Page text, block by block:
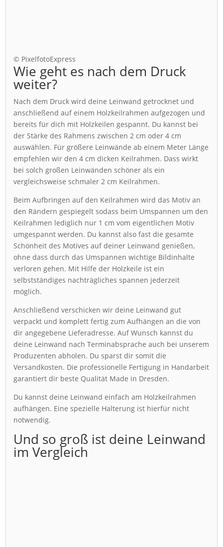
© PixelfotoExpress
Wie geht es nach dem Druck
weiter?
Nach dem Druck wird deine Leinwand getrocknet und
anschließend auf einem Holzkeilrahmen aufgezogen und
bereits für dich mit Holzkeilen gespannt. Du kannst bei
der Stärke des Rahmens zwischen 2 cm oder 4 cm
auswählen. Für größere Leinwände ab einem Meter Länge
empfehlen wir den 4 cm dicken Keilrahmen. Dass wirkt
bei solch großen Leinwänden schöner als ein
vergleichsweise schmaler 2 cm Keilrahmen.
Beim Aufbringen auf den Keilrahmen wird das Motiv an
den Rändern gespiegelt sodass beim Umspannen um den
Keilrahmen lediglich nur 1 cm vom eigentlichen Motiv
umgespannt werden. Du kannst also fast die gesamte
Schönheit des Motives auf deiner Leinwand genießen,
ohne dass durch das Umspannen wichtige Bildinhalte
verloren gehen. Mit Hilfe der Holzkeile ist ein
selbstständiges nachträgliches spannen jederzeit
möglich.
Anschließend verschicken wir deine Leinwand gut
verpackt und komplett fertig zum Aufhängen an die von
dir angegebene Lieferadresse. Auf Wunsch kannst du
deine Leinwand nach Terminabsprache auch bei unserem
Produzenten abholen. Du sparst dir somit die
Versandkosten. Die professionelle Fertigung in Handarbeit
garantiert dir beste Qualität Made in Dresden.
Du kannst deine Leinwand einfach am Holzkeilrahmen
aufhängen. Eine spezielle Halterung ist hierfür nicht
notwendig.
Und so groß ist deine Leinwand
im Vergleich